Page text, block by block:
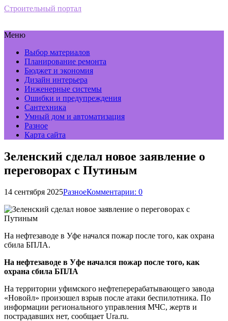
Строительный портал
Меню
Выбор материалов
Планирование ремонта
Бюджет и экономия
Дизайн интерьера
Инженерные системы
Ошибки и предупреждения
Сантехника
Умный дом и автоматизация
Разное
Карта сайта
Зеленский сделал новое заявление о
переговорах с Путиным
14 сентября 2025РазноеКомментарии: 0
На нефтезаводе в Уфе начался пожар после того, как охрана
сбила БПЛА.
На нефтезаводе в Уфе начался пожар после того, как
охрана сбила БПЛА
На территории уфимского нефтеперерабатывающего завода
«Новойл» произошел взрыв после атаки беспилотника. По
информации регионального управления МЧС, жертв и
пострадавших нет, сообщает Ura.ru.